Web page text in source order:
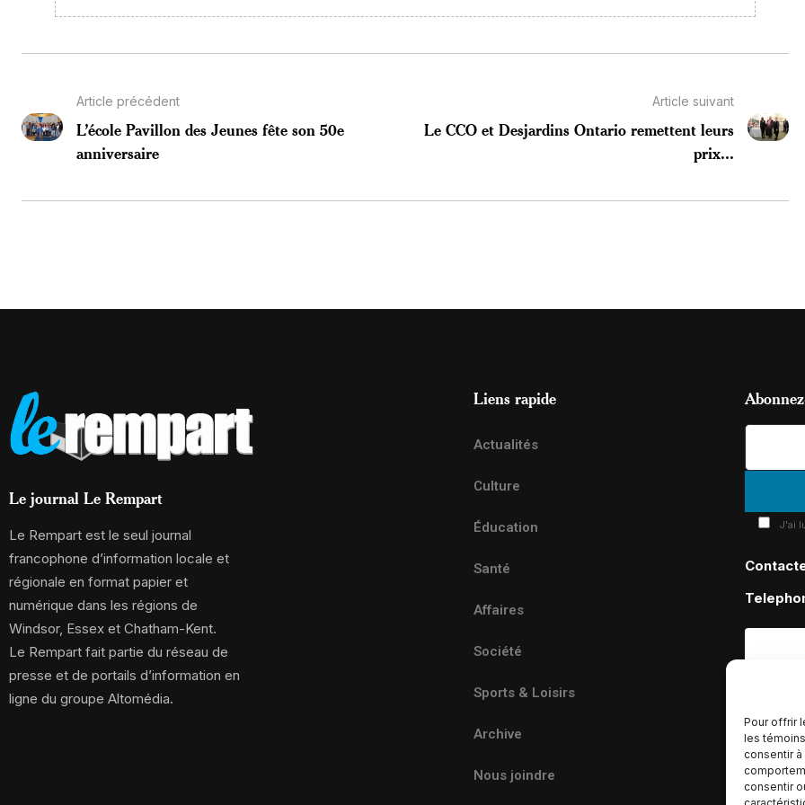
Pour offrir
les
consentir
consentir
Article précédent
L’école Pavillon des Jeunes fête son 50e
anniversaire
Article suivant
Le CCO et Desjardins Ontario remettent leurs
prix...
Le journal Le Rempart
Le Rempart est le seul journal
francophone d’information locale et
régionale en format papier et
numérique dans les régions de
Windsor, Essex et Chatham-Kent.
Le Rempart fait partie du réseau de
presse et de portails d’information en
ligne du groupe Altomédia.
Liens rapide
Actualités
Culture
Éducation
Santé
Affaires
Société
Sports & Loisirs
Archive
Nous joindre
J'ai